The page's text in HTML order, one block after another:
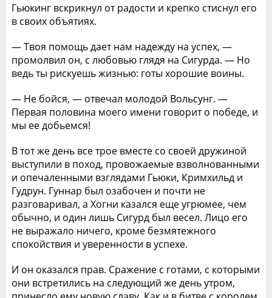
Гьюкинг вскрикнул от радости и крепко стиснул его
в своих объятиях.
— Твоя помощь дает нам надежду на успех, —
промолвил он, с любовью глядя на Сигурда. — Но
ведь ты рискуешь жизнью: готы хорошие воины.
— Не бойся, — отвечал молодой Вольсунг. —
Первая половина моего имени говорит о победе, и
мы ее добьемся!
В тот же день все трое вместе со своей дружиной
выступили в поход, провожаемые взволнованными
и опечаленными взглядами Гьюки, Кримхильд и
Гудрун. Гуннар был озабочен и почти не
разговаривал, а Хогни казался еще угрюмее, чем
обычно, и один лишь Сигурд был весел. Лицо его
не выражало ничего, кроме безмятежного
спокойствия и уверенности в успехе.
И он оказался прав. Сражение с готами, с которыми
они встретились на следующий же день утром,